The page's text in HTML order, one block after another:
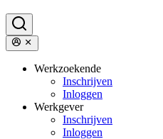
Werkzoekende
Inschrijven
Inloggen
Werkgever
Inschrijven
Inloggen